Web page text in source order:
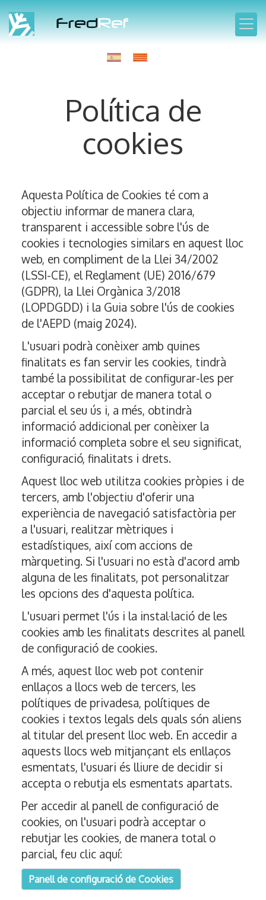
Política de
cookies
Aquesta Política de Cookies té com a
objectiu informar de manera clara,
transparent i accessible sobre l'ús de
cookies i tecnologies similars en aquest lloc
web, en compliment de la Llei 34/2002
(LSSI-CE), el Reglament (UE) 2016/679
(GDPR), la Llei Orgànica 3/2018
(LOPDGDD) i la Guia sobre l'ús de cookies
de l'AEPD (maig 2024).
L'usuari podrà conèixer amb quines
finalitats es fan servir les cookies, tindrà
també la possibilitat de configurar-les per
acceptar o rebutjar de manera total o
parcial el seu ús i, a més, obtindrà
informació addicional per conèixer la
informació completa sobre el seu significat,
configuració, finalitats i drets.
Aquest lloc web utilitza cookies pròpies i de
tercers, amb l'objectiu d'oferir una
experiència de navegació satisfactòria per
a l'usuari, realitzar mètriques i
estadístiques, així com accions de
màrqueting. Si l'usuari no està d'acord amb
alguna de les finalitats, pot personalitzar
les opcions des d'aquesta política.
L'usuari permet l'ús i la instal·lació de les
cookies amb les finalitats descrites al panell
de configuració de cookies.
A més, aquest lloc web pot contenir
enllaços a llocs web de tercers, les
polítiques de privadesa, polítiques de
cookies i textos legals dels quals són aliens
al titular del present lloc web. En accedir a
aquests llocs web mitjançant els enllaços
esmentats, l'usuari és lliure de decidir si
accepta o rebutja els esmentats apartats.
Per accedir al panell de configuració de
cookies, on l'usuari podrà acceptar o
rebutjar les cookies, de manera total o
parcial, feu clic aquí:
Panell de configuració de Cookies